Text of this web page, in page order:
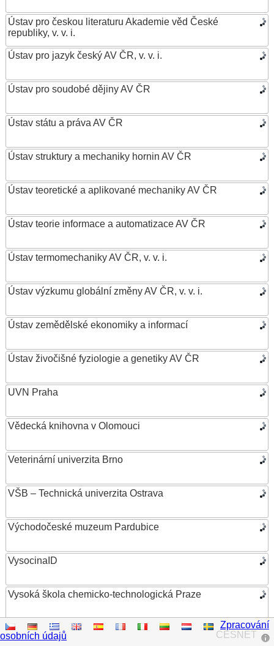
Ústav pro českou literaturu Akademie věd České
republiky, v. v. i.
Ústav pro jazyk český AV ČR, v. v. i.
Ústav pro soudobé dějiny AV ČR
Ústav státu a práva AV ČR
Ústav struktury a mechaniky hornin AV ČR
Ústav teoretické a aplikované mechaniky AV ČR
Ústav teorie informace a automatizace AV ČR
Ústav termomechaniky AV ČR, v. v. i.
Ústav výzkumu globální změny AV ČR, v. v. i.
Ústav zemědělské ekonomiky a informací
Ústav živočišné fyziologie a genetiky AV ČR
UVN Praha
Vědecká knihovna v Olomouci
Veterinární univerzita Brno
VŠB – Technická univerzita Ostrava
Východočeské muzeum Pardubice
VysocinaID
Vysoká škola chemicko-technologická Praze
Vysoká škola ekonomická v Praze
CESNET
Zpracování
osobních údajů